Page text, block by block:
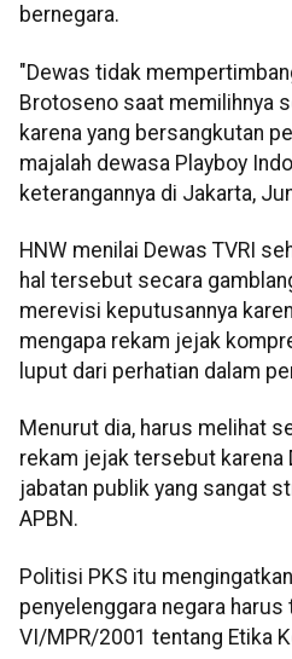
bernegara.
"Dewas tidak
Brotoseno saat memilihnya
karena yang bersangkutan
majalah dewasa Playboy
keterangannya di Jakarta,
HNW menilai Dewas TVRI
hal tersebut secara
merevisi keputusannya
mengapa rekam jejak
luput dari perhatian dalam
Menurut dia, harus melihat
rekam jejak tersebut karena
jabatan publik yang sangat
APBN.
Politisi PKS itu
penyelenggara negara harus
VI/MPR/2001 tentang Etika